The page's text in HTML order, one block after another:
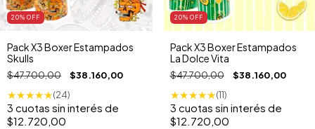
20% OFF
Pack X3 Boxer Estampados
Skulls
$47.700,00 $38.160,00
★★★★★(24)
3 cuotas sin interés de
$12.720,00
20% OFF
Pack X3 Boxer Estampados
La Dolce Vita
$47.700,00 $38.160,00
★★★★★(11)
3 cuotas sin interés de
$12.720,00